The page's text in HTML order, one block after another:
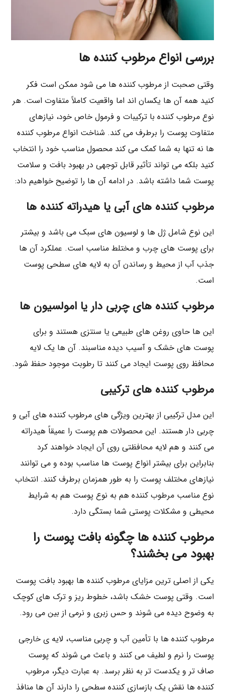
بررسی انواع مرطوب‌ کننده‌ ها
وقتی صحبت از مرطوب‌ کننده‌ ها می‌ شود ممکن است فکر
کنید همه آن‌ ها یکسان‌ اند اما واقعیت کاملاً متفاوت است. هر
نوع مرطوب‌ کننده با ترکیبات و فرمول خاص خود، نیازهای
متفاوت پوست را برطرف می‌ کند. شناخت انواع مرطوب‌ کننده‌
ها نه تنها به شما کمک می‌ کند محصول مناسب خود را انتخاب
کنید بلکه می‌ تواند تأثیر قابل توجهی در بهبود بافت و سلامت
پوست شما داشته باشد. در ادامه آن ها را توضیح خواهیم داد:
مرطوب‌ کننده‌ های آبی یا هیدراته‌ کننده‌ ها
این نوع شامل ژل‌ ها و لوسیون‌ های سبک می باشد و بیشتر
برای پوست‌ های چرب و مختلط مناسب است. عملکرد آن‌ ها
جذب آب از محیط و رساندن آن به لایه‌ های سطحی پوست
است.
مرطوب‌ کننده‌ های چربی‌ دار یا امولسیون‌ ها
این‌ ها حاوی روغن‌ های طبیعی یا سنتزی هستند و برای
پوست‌ های خشک و آسیب‌ دیده مناسبند. آن‌ ها یک لایه
محافظ روی پوست ایجاد می‌ کنند تا رطوبت موجود حفظ شود.
مرطوب‌ کننده‌ های ترکیبی
این مدل ترکیبی از بهترین ویژگی‌ های مرطوب‌ کننده‌ های آبی و
چربی‌ دار هستند. این محصولات هم پوست را عمیقاً هیدراته
می‌ کنند و هم لایه محافظتی روی آن ایجاد خواهند کرد
بنابراین برای بیشتر انواع پوست‌ ها مناسب بوده و می‌ توانند
نیازهای مختلف پوست را به‌ طور همزمان برطرف کنند. انتخاب
نوع مناسب مرطوب‌ کننده هم به نوع پوست هم به شرایط
محیطی و مشکلات پوستی شما بستگی دارد.
مرطوب‌ کننده‌ ها چگونه بافت پوست را
بهبود می‌ بخشند؟
یکی از اصلی‌ ترین مزایای مرطوب‌ کننده‌ ها بهبود بافت پوست
است. وقتی پوست خشک باشد، خطوط ریز و ترک‌ های کوچک
به وضوح دیده می‌ شوند و حس زبری و نرمی از بین می‌ رود.
مرطوب‌ کننده‌ ها با تأمین آب و چربی مناسب، لایه‌ ی خارجی
پوست را نرم و لطیف می‌ کنند و باعث می‌ شوند که پوست
صاف‌ تر و یکدست‌ تر به نظر برسد. به عبارت دیگر، مرطوب‌
کننده‌ ها نقش یک بازسازی‌ کننده سطحی را دارند آن‌ ها منافذ